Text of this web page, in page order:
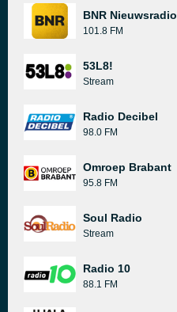
BNR Nieuwsradio
101.8 FM
53L8!
Stream
Radio Decibel
98.0 FM
Omroep Brabant
95.8 FM
Soul Radio
Stream
Radio 10
88.1 FM